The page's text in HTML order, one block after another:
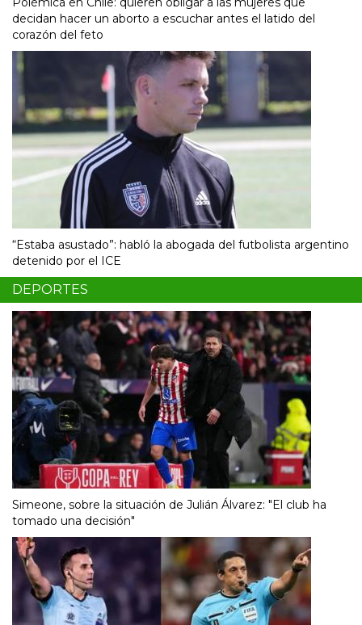
decidan hacer un aborto a escuchar antes el latido del
corazón del feto
“Estaba asustado”: habló la abogada del futbolista argentino
detenido por el ICE
DEPORTES
Simeone, sobre la situación de Julián Álvarez: "El club ha
tomado una decisión"